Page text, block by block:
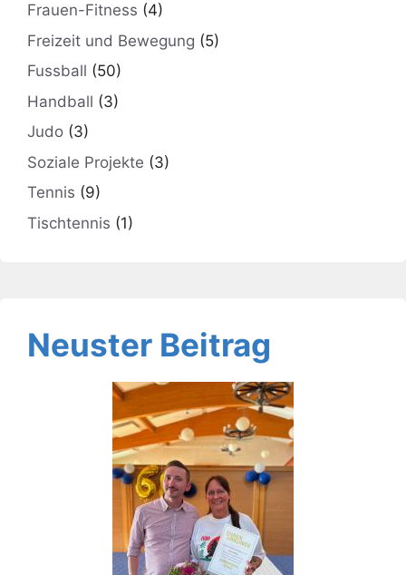
Frauen-Fitness (4)
Freizeit und Bewegung (5)
Fussball (50)
Handball (3)
Judo (3)
Soziale Projekte (3)
Tennis (9)
Tischtennis (1)
Neuster Beitrag